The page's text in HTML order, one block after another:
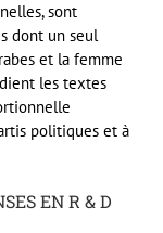
sont
dont un seul
et la femme
les textes
politiques et à
EN R & D